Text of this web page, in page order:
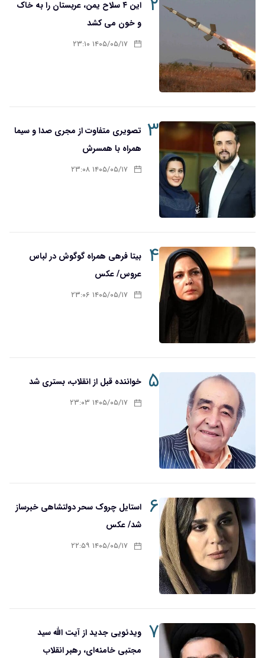
این ۴ سلاح یمن، عربستان را به خاک
و خون می کشد
۱۴۰۵/۰۵/۱۷ ۲۳:۱۰
۳
تصویری متفاوت از مجری صدا و سیما
همراه با همسرش
۱۴۰۵/۰۵/۱۷ ۲۳:۰۸
۴ بیتا فرهی همراه گوگوش در لباس
عروس/ عکس
۱۴۰۵/۰۵/۱۷ ۲۳:۰۶
۵ خواننده قبل از انقلاب، بستری شد
۱۴۰۵/۰۵/۱۷ ۲۳:۰۳
۶
استایل چروک سحر دولتشاهی خبرساز
شد/ عکس
۱۴۰۵/۰۵/۱۷ ۲۲:۵۹
۷ ویدئویی جدید از آیت الله سید
مجتبی خامنه‌ای، رهبر انقلاب